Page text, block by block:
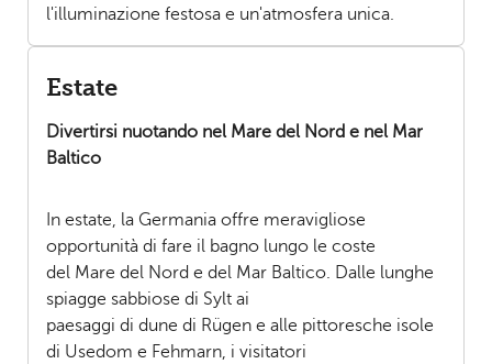
l'illuminazione festosa e un'atmosfera unica.
Estate
Divertirsi nuotando nel Mare del Nord e nel Mar
Baltico
In estate, la Germania offre meravigliose
opportunità di fare il bagno lungo le coste
del Mare del Nord e del Mar Baltico. Dalle lunghe
spiagge sabbiose di Sylt ai
paesaggi di dune di Rügen e alle pittoresche isole
di Usedom e Fehmarn, i visitatori